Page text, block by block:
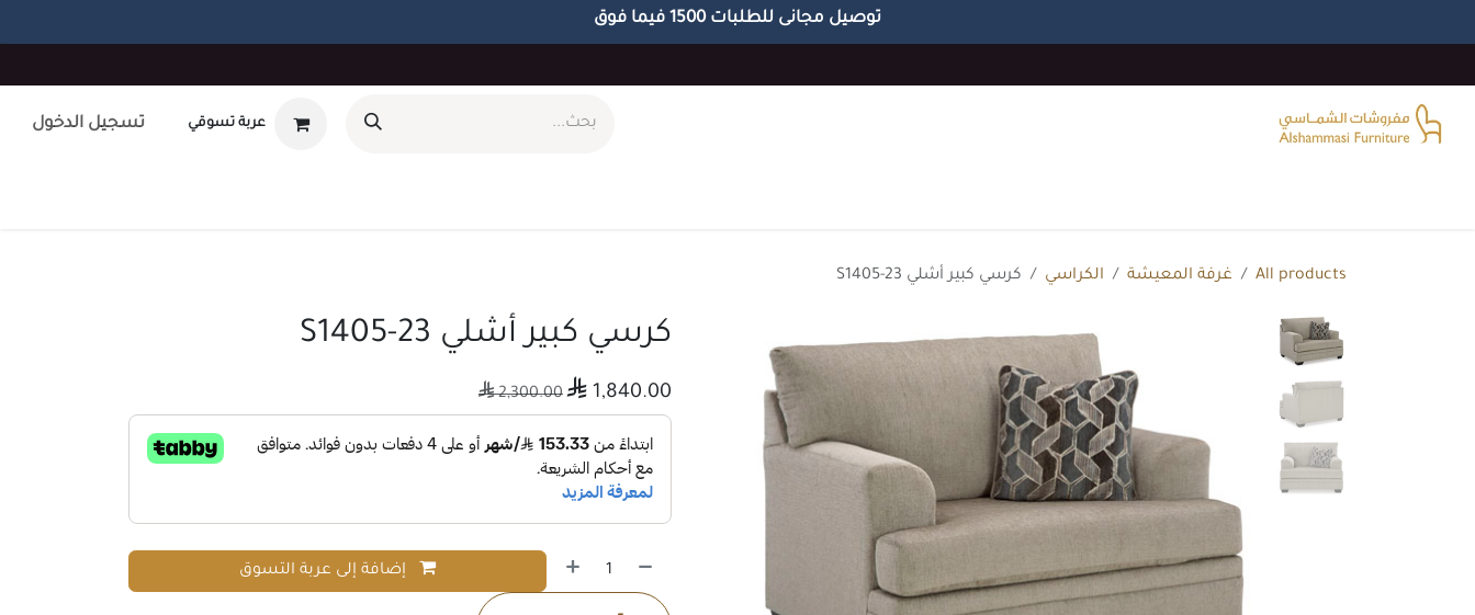
توصيل مجانى للطلبات 1500 فيما فوق
عربة تسوقي تسجيل الدخول
All products غرفة المعيشة الكراسي كرسي كبير أشلي S1405-23
كرسي كبير أشلي S1405-23
1,840.00
2,300.00

إضافة إلى عربة التسوق